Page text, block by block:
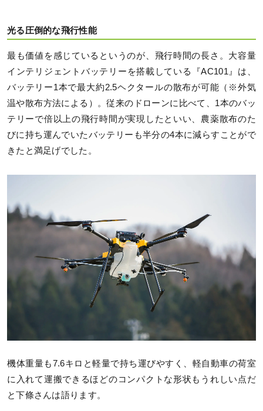
光る圧倒的な飛行性能
最も価値を感じているというのが、飛行時間の長さ。大容量
インテリジェントバッテリーを搭載している『AC101』は、
バッテリー1本で最大約2.5ヘクタールの散布が可能（※外気
温や散布方法による）。従来のドローンに比べて、1本のバッ
テリーで倍以上の飛行時間が実現したといい、農薬散布のた
びに持ち運んでいたバッテリーも半分の4本に減らすことがで
きたと満足げでした。
機体重量も7.6キロと軽量で持ち運びやすく、軽自動車の荷室
に入れて運搬できるほどのコンパクトな形状もうれしい点だ
と下條さんは語ります。